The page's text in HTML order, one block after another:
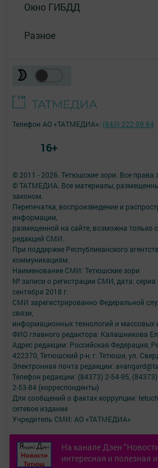
Окно ГИБДД
Разное
На канале Дзен
интересная и полезная
© 2011 - 2026. Тетюшские зори. Все права
© ТАТМЕДИА. Все материалы,
законом.
Перепечатка, воспроизведение и
информации,
размещенной на сайте, возможна только
редакций СМИ.
При поддержке Республиканского
коммуникациям.
Наименование СМИ: Тетюшские зори
№ записи о регистрации СМИ, дата:
сентября 2018 г.
СМИ зарегистрированно Федеральной
связи,
информационных технологий и массовых
ФИО главного редактора: Калашникова
Адрес редакции: Российская Федерация,
422370, Тетюшский р-н, г. Тетюши, ул.
Электронная почта редакции:
Телефон редакции: (84373) 2-54-95,
2-53-84 (корреспонденты)
Для сообщений о фактах коррупции:
сетевое издание
Учредитель СМИ: АО «ТАТМЕДИА»
Антикоррупционная политика
АО «ТАТМЕДИА» использует «cookie»для
удобства пользователей сайтом.
Телефон АО «ТАТМЕДИА»: (843) 222 09 84
16+